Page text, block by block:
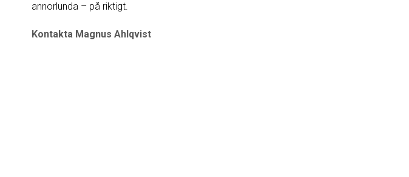
annorlunda – på riktigt.
Kontakta Magnus Ahlqvist